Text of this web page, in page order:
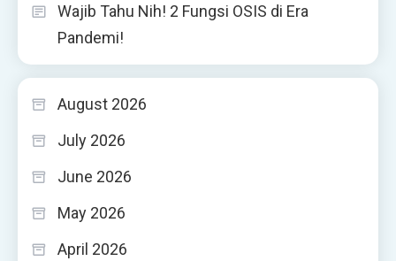
Wajib Tahu Nih! 2 Fungsi OSIS di Era
Pandemi!
August 2026
July 2026
June 2026
May 2026
April 2026